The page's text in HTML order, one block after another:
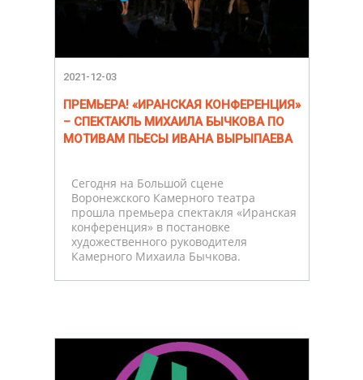
2021-12-03
ПРЕМЬЕРА! «ИРАНСКАЯ КОНФЕРЕНЦИЯ»
– СПЕКТАКЛЬ МИХАИЛА БЫЧКОВА ПО
МОТИВАМ ПЬЕСЫ ИВАНА ВЫРЫПАЕВА
Сегодня на Большой сцене
Воронежского Камерного театра
прошла премьера спектакля «Иранская
конференция» в постановке
художественного руководителя
Камерного Михаила Бычкова.